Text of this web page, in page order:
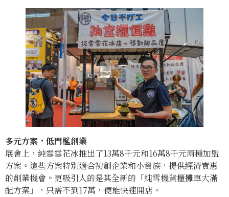
多元方案，低門檻創業
展會上，純雪雪花冰推出了13萬8千元和16萬8千元兩種加盟
方案。這些方案特別適合初創企業和小資族，提供經濟實惠
的創業機會。更吸引人的是其全新的「純雪機貨櫃攤車大滿
配方案」，只需不到17萬，便能快速開店。